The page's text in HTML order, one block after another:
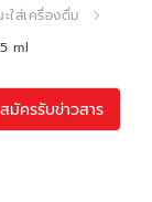
ใส่เครื่องดื่ม
ml
สมัครรับข่าวสาร